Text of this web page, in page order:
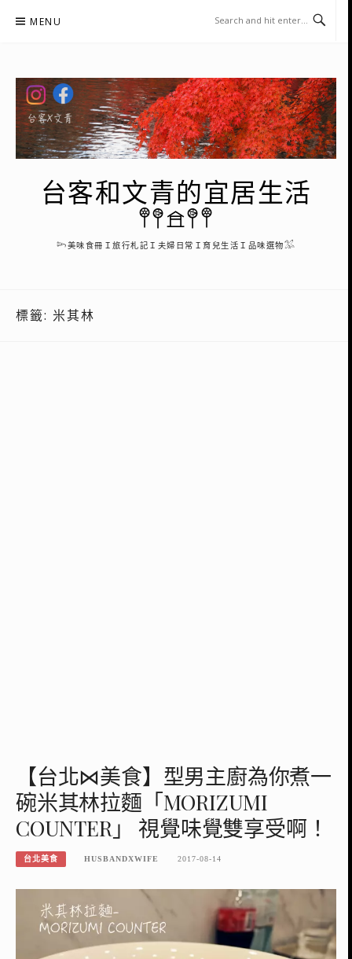
MENU
台客和文青的宜居生活
𖤣𖤥𖠿𖤥𖤣
𓆸美味食冊Ｉ旅行札記Ｉ夫婦日常Ｉ育兒生活Ｉ品味選物𓅮
標籤: 米其林
【台北⋈美食】型男主廚為你煮一
碗米其林拉麵「MORIZUMI
COUNTER」 視覺味覺雙享受啊！
台北美食 HUSBANDXWIFE 2017-08-14